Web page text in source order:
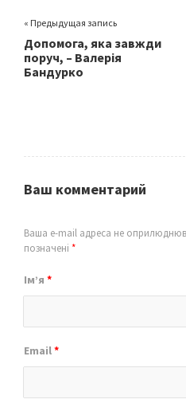
« Предыдущая запись
Допомога, яка завжди
поруч, – Валерія
Бандурко
Ваш комментарий
Ваша e-mail адреса не
позначені *
Ім’я *
Email*